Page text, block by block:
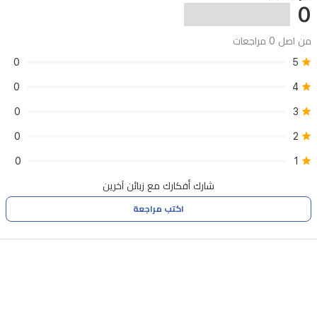
0
من اصل 0 مراجعات
5
0
4
0
3
0
2
0
1
0
شارك أفكارك مع زبائن آخرين
اكتب مراجعة